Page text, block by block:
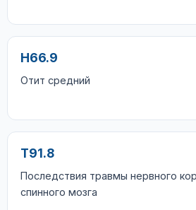
H66.9
Отит средний
T91.8
Последствия травмы нервного
спинного мозга